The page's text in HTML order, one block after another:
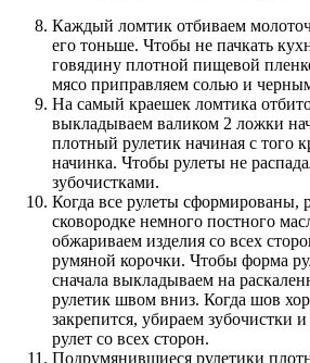
Каждый ломтик отбиваем
его тоньше. Чтобы не пачкать
говядину плотной пищевой
мясо приправляем солью и
На самый краешек ломтика
выкладываем валиком 2 ложки
плотный рулетик начиная с того
начинка. Чтобы рулеты не
зубочистками.
Когда все рулеты сформированы,
сковородке немного постного
обжариваем изделия со всех
румяной корочки. Чтобы форма
сначала выкладываем на
рулетик швом вниз. Когда шов
закрепится, убираем зубочистки
рулет со всех сторон.
Подрумянившиеся рулетики